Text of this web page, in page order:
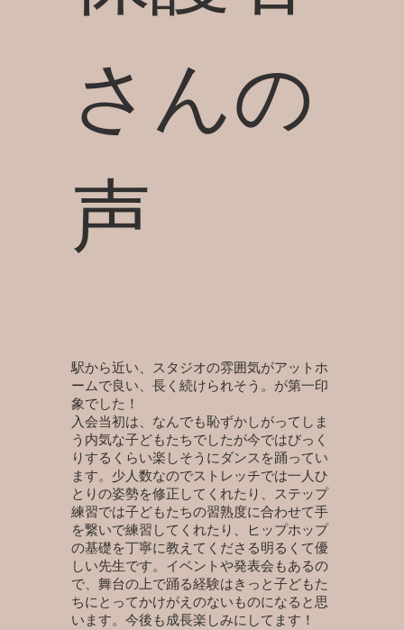
さんの
声
駅から近い、スタジオの雰囲気がアットホ
ームで良い、長く続けられそう。が第一印
象でした！
入会当初は、なんでも恥ずかしがってしま
う内気な子どもたちでしたが今ではびっく
りするくらい楽しそうにダンスを踊ってい
ます。少人数なのでストレッチでは一人ひ
とりの姿勢を修正してくれたり、ステップ
練習では子どもたちの習熟度に合わせて手
を繋いで練習してくれたり、ヒップホップ
の基礎を丁寧に教えてくださる明るくて優
しい先生です。イベントや発表会もあるの
で、舞台の上で踊る経験はきっと子どもた
ちにとってかけがえのないものになると思
います。今後も成長楽しみにしてます！